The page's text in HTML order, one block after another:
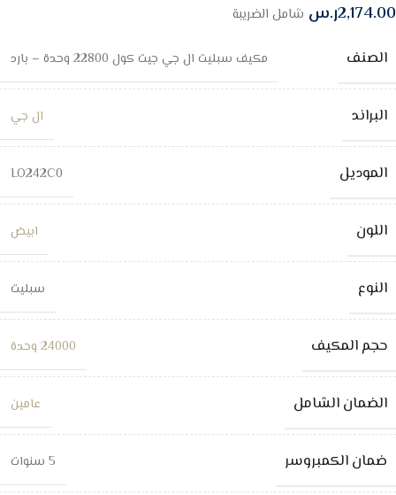
2,174.00ر.س شامل الضريبة
الصنف مكيف سبليت ال جي جيت كول 22800 وحدة – بارد
البراند ال جي
الموديل LO242C0
اللون ابيض
النوع سبليت
حجم المكيف 24000 وحدة
الضمان الشامل عامين
ضمان الكمبروسر 5 سنوات